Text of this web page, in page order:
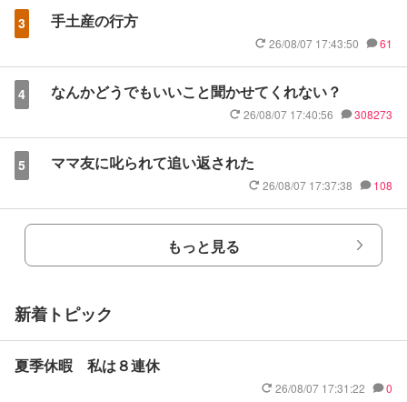
3 手土産の行方
26/08/07 17:43:50 61
4 なんかどうでもいいこと聞かせてくれない？
26/08/07 17:40:56 308273
5 ママ友に叱られて追い返された
26/08/07 17:37:38 108
もっと見る
新着トピック
夏季休暇 私は８連休
26/08/07 17:31:22 0